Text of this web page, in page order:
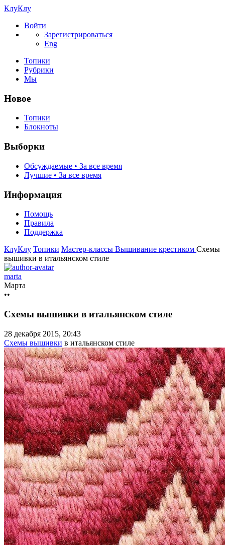
КлуКлу
Войти
Зарегистрироваться
Eng
Топики
Рубрики
Мы
Новое
Топики
Блокноты
Выборки
Обсуждаемые • За все время
Лучшие • За все время
Информация
Помощь
Правила
Поддержка
КлуКлу Топики Мастер-классы Вышивание крестиком Схемы
вышивки в итальянском стиле
marta
Марта
••
Схемы вышивки в итальянском стиле
28 декабря 2015, 20:43
Схемы вышивки в итальянском стиле